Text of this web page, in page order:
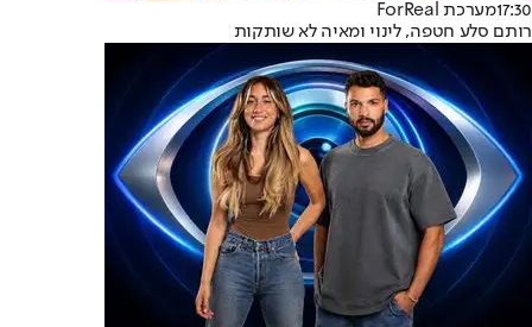
17:30מערכת ForReal
רותם סלע חטפה, לינוי ומאיה לא שותקות